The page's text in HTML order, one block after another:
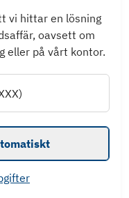
vi hittar en lösning
oavsett om
eller på vårt kontor.